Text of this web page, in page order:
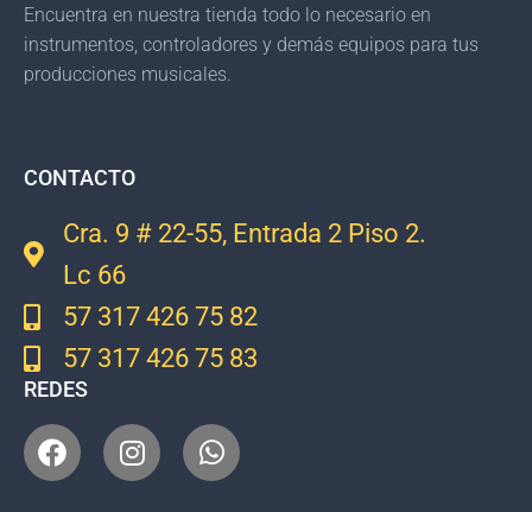
Encuentra en nuestra tienda todo lo necesario en
instrumentos, controladores y demás equipos para tus
producciones musicales.
CONTACTO
Cra. 9 # 22-55, Entrada 2 Piso 2.
Lc 66
57 317 426 75 82
57 317 426 75 83
REDES